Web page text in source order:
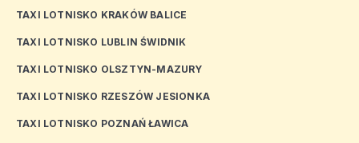
TAXI LOTNISKO KRAKÓW BALICE
TAXI LOTNISKO LUBLIN ŚWIDNIK
TAXI LOTNISKO OLSZTYN-MAZURY
TAXI LOTNISKO RZESZÓW JESIONKA
TAXI LOTNISKO POZNAŃ ŁAWICA